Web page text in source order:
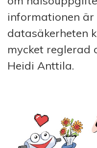
informationen
datasäkerheten
mycket reglerad
Heidi Anttila.